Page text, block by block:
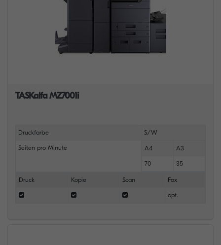
TASKalfa MZ7001i
Druckfarbe S/W
Seiten pro Minute A4 A3
70 35
Druck Kopie Scan Fax
opt.